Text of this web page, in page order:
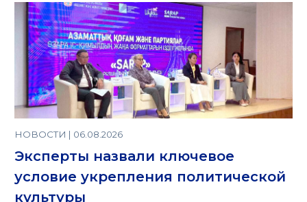
НОВОСТИ | 06.08.2026
Эксперты назвали ключевое
условие укрепления политической
культуры